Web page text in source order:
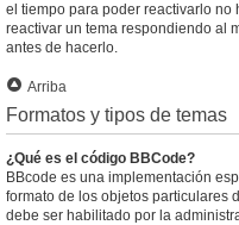
el tiempo para poder reactivarlo no
reactivar un tema respondiendo al
antes de hacerlo.
Arriba
Formatos y tipos de temas
¿Qué es el código BBCode?
BBcode es una implementación
formato de los objetos particulares
debe ser habilitado por la